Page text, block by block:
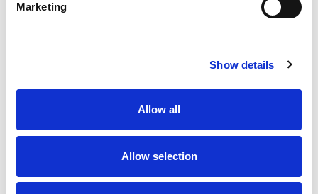
Marketing
Show details
Allow all
Allow selection